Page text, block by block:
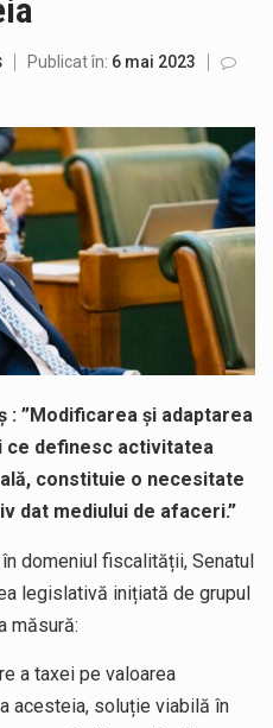
Liceul Ucrainean „Taras Șevcenko” din Sighetu Marmației, singurul liceu din România cu predare în limba ucraineană, are potențialul de a-și…
COD GALBEN. Interval de valabilitate: 07 august, ora 12.00 – 07 august, ora 23.00 / Fenomene vizate: instabilitate atmosferică, intensificări…
Proiectul de lege privind Strategia națională pentru conservarea biodiversității a fost din nou dezbătut ieri și în final adoptat de…
Publicat în: 6 mai 2023
: ”Modificarea și adaptarea
ce definesc activitatea
constituie o necesitate
dat mediului de afaceri.”
domeniul fiscalității, Senatul
legislativă inițiată de grupul
măsură:
a taxei pe valoarea
acesteia, soluție viabilă în